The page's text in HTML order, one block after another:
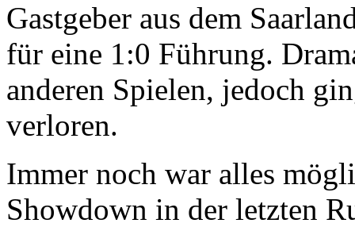
Gastgeber aus dem
für eine 1:0 Führung.
anderen Spielen, jedoch
verloren.
Immer noch war alles
Showdown in der letzten